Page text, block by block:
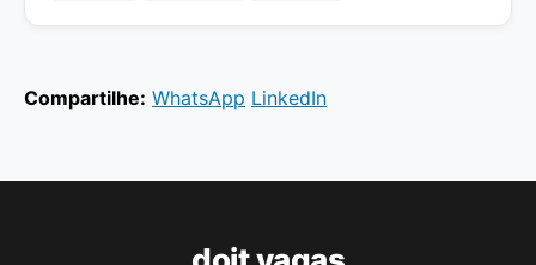
Compartilhe: WhatsApp LinkedIn